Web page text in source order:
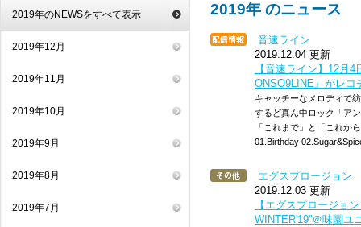
2019年のNEWSをすべて表示
2019年12月
2019年11月
2019年10月
2019年9月
2019年8月
2019年7月
2019年 のニュース
音速ライン
2019.12.04 更新
【音速ライン】12月
ONSO9LINE』がレコ
キャッチーなメロディで
するど真ん中ロック「ア
「これまで」と「これか
01.Birthday
エグスプロージョン
2019.12.03 更新
【エグスプロージョ
WINTER'19”＠味園ユ